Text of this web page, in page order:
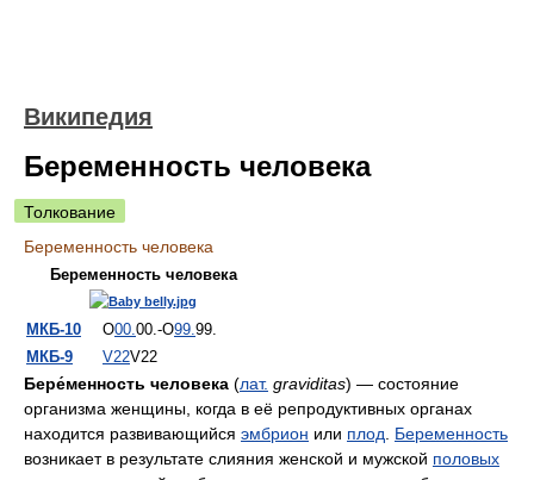
Википедия
Беременность человека
Толкование
Беременность человека
Беременность человека
МКБ-10 O00.00.-O99.99.
МКБ-9
V22V22
Бере́менность человека (лат. graviditas) — состояние
организма женщины, когда в её репродуктивных органах
находится развивающийся эмбрион или плод
Беременность
возникает в результате слияния женской и мужской половых